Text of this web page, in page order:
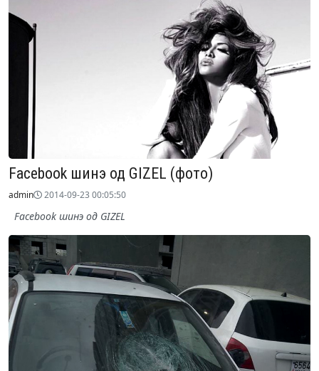
Facebook шинэ од GIZEL (фото)
admin 2014-09-23 00:05:50
Facebook шинэ од GIZEL